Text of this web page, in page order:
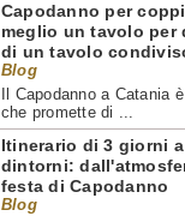
Capodanno per
meglio un tavolo per
di un tavolo
Blog
Il Capodanno a Catania
che promette di ...
Itinerario di 3 giorni
dintorni:
festa di Capodanno
Blog